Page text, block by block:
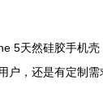
5天然硅胶手机壳
，还是有定制